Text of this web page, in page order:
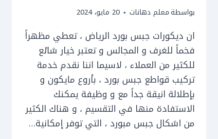
بواسطةمعلم دهانات 20 مايو، 2024
ان ديكورات جبس بورد الرياض ، تعطي مظهراً
فخماً للغرف و المجالس و تعتبر خيار شائع
للكثير من العملاء ، لاسيما اننا نقدم خدمة
تركيب قواطع جبس بورد ، بأروع مايكون و
بإطلالة انيقة جداً مع و وظيفة يمكنك
الاستفادة منها في التقسيم ، و هناك الكثير
من اشكال جبس مبورد ، التي توفر إمكانية…